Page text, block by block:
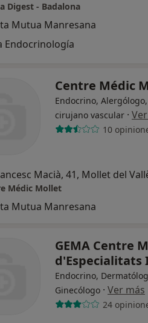
Digest - Badalona
Mutua Manresana
Endocrinología
Centre Médic
Endocrino,
cirujano vascular ·
10
Macià, 41, Mollet del
Médic Mollet
Mutua Manresana
GEMA Centre
d'Especialitats
Endocrino,
Ginecólogo · Ver más
24